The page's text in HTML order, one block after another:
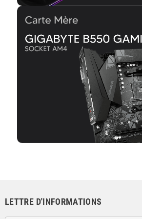
LETTRE D'INFORMATIONS